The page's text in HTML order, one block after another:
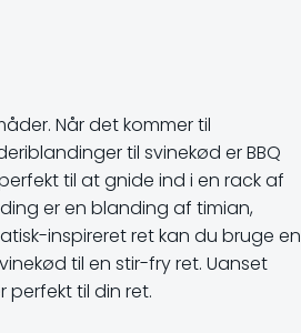
Når det kommer til
til svinekød er BBQ
til at gnide ind i en rack af
er en blanding af timian,
inspireret ret kan du bruge en
til en stir-fry ret. Uanset
perfekt til din ret.